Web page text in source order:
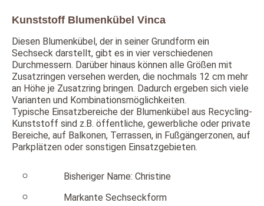
Kunststoff Blumenkübel Vinca
Diesen Blumenkübel, der in seiner Grundform ein
Sechseck darstellt, gibt es in vier verschiedenen
Durchmessern. Darüber hinaus können alle Größen mit
Zusatzringen versehen werden, die nochmals 12 cm mehr
an Höhe je Zusatzring bringen. Dadurch ergeben sich viele
Varianten und Kombinationsmöglichkeiten.
Typische Einsatzbereiche der Blumenkübel aus Recycling-
Kunststoff sind z.B. öffentliche, gewerbliche oder private
Bereiche, auf Balkonen, Terrassen, in Fußgängerzonen, auf
Parkplätzen oder sonstigen Einsatzgebieten.
Bisheriger Name: Christine
Markante Sechseckform